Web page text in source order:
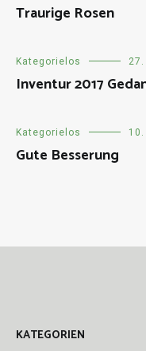
Traurige Rosen
Kategorielos
Inventur 2017
Kategorielos
Gute Besserung
KATEGORIEN